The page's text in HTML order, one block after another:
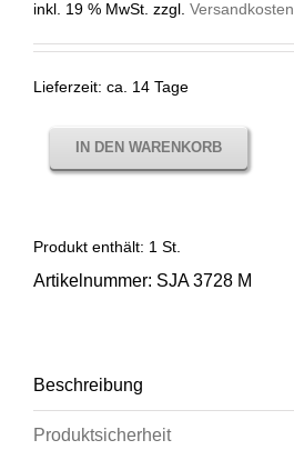
inkl. 19 % MwSt. zzgl. Versandkosten
Lieferzeit: ca. 14 Tage
IN DEN WARENKORB
Produkt enthält: 1 St.
Artikelnummer: SJA 3728 M
Beschreibung
Produktsicherheit